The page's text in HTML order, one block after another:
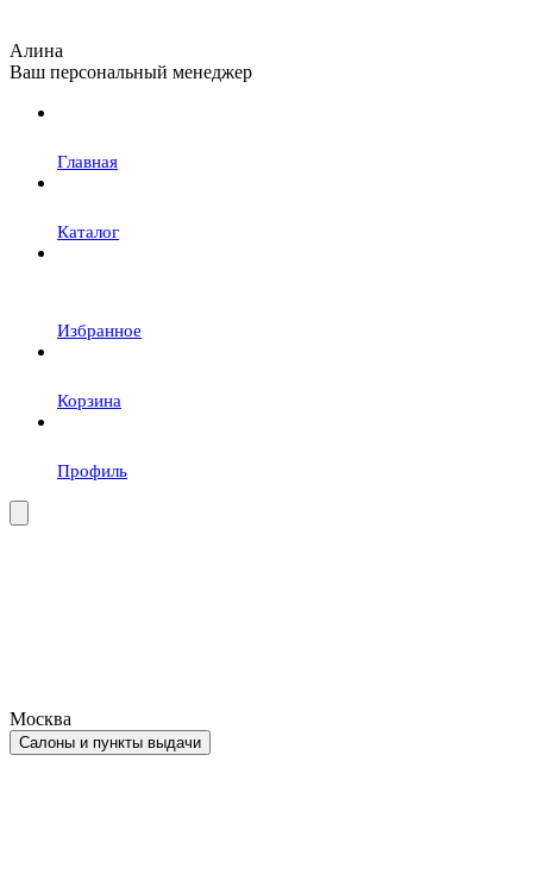
Алина
Ваш персональный менеджер
Главная
Каталог
Избранное
Корзина
Профиль
Москва
Салоны и пункты выдачи